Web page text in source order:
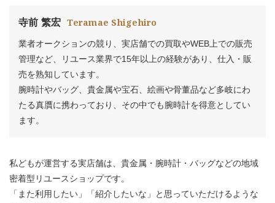
寺前 繁宏 Teramae Shigehiro
業者オークションの競り、実店舗での買取やWEB上での販売
管理など、リユース業界で15年以上の経験があり、仕入・販
売を熟知しています。
腕時計やバッグ、貴金属や宝石、絵画や骨董品など多岐にわ
たる真贋に携わっており、その中でも腕時計を得意としてい
ます。
私どもが運営する実店舗は、貴金属・腕時計・バッグなどの地域
密着型リユースショップです。
「また利用したい」「紹介したいな」と思っていただけるような